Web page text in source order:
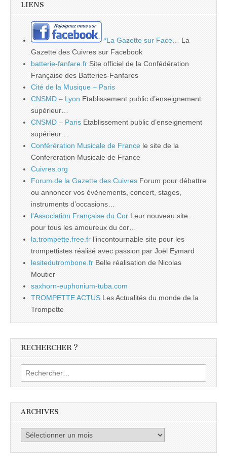
LIENS
*La Gazette sur Face… La
Gazette des Cuivres sur Facebook
batterie-fanfare.fr Site officiel de la Confédération
Française des Batteries-Fanfares
Cité de la Musique – Paris
CNSMD – Lyon Etablissement public d’enseignement
supérieur…
CNSMD – Paris Etablissement public d’enseignement
supérieur…
Conférération Musicale de France le site de la
Confereration Musicale de France
Cuivres.org
Forum de la Gazette des Cuivres Forum pour débattre
ou annoncer vos évènements, concert, stages,
instruments d’occasions…
l'Association Française du Cor Leur nouveau site…
pour tous les amoureux du cor…
la.trompette.free.fr l’incontournable site pour les
trompettistes réalisé avec passion par Joël Eymard
lesitedutrombone.fr Belle réalisation de Nicolas
Moutier
saxhorn-euphonium-tuba.com
TROMPETTE ACTUS Les Actualités du monde de la
Trompette
RECHERCHER ?
Rechercher :
ARCHIVES
Archives